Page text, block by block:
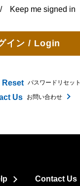
me signed in
Reset パスワードリセット
Us お問い合わせ
Contact Us